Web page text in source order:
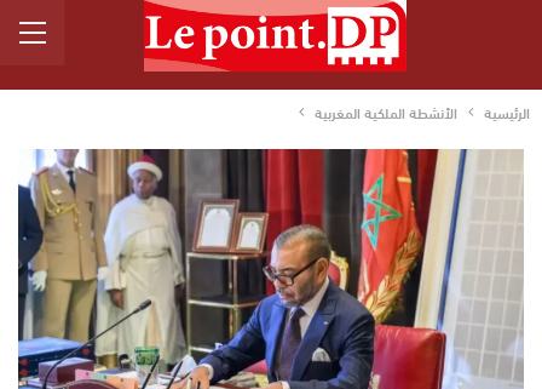
الرئيسية الأنشطة الملكية المغربية